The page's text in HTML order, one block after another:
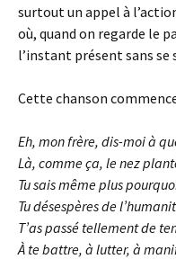
surtout un appel à
où, quand on regarde le
l’instant présent sans se
Cette chanson
Eh, mon frère, dis-moi à
Là, comme ça, le nez
Tu sais même plus
Tu désespères de
T’as passé tellement de
À te battre, à lutter, à